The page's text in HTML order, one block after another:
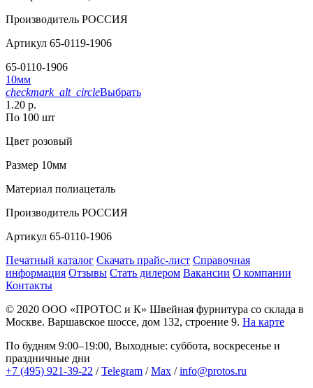
Производитель РОССИЯ
Артикул 65-0119-1906
65-0110-1906
10мм
checkmark_alt_circleВыбрать
1.20 р.
По 100 шт
Цвет розовый
Размер 10мм
Материал полиацеталь
Производитель РОССИЯ
Артикул 65-0110-1906
Печатный каталог Скачать прайс-лист Справочная
информация Отзывы Стать дилером Вакансии О компании
Контакты
© 2020 ООО «ПРОТОС и К» Швейная фурнитура со склада в
Москве. Варшавское шоссе, дом 132, строение 9. На карте
По будням 9:00–19:00, Выходные: суббота, воскресенье и
праздничные дни
+7 (495) 921-39-22 /Telegram /Max /info@protos.ru